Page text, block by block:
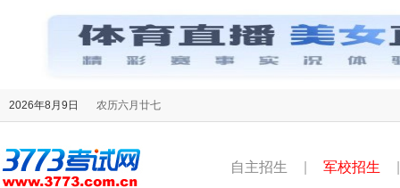
2026年8月9日 农历六月廿七
自主招生 军校招生